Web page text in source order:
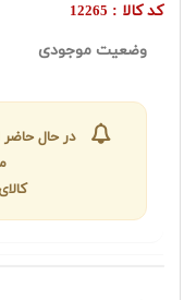
کد کالا : 12265
وضعیت موجودی
در حال حاضر